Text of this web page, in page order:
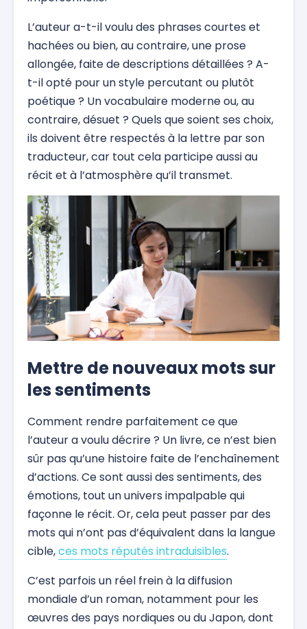
L’auteur a-t-il voulu des phrases courtes et
hachées ou bien, au contraire, une prose
allongée, faite de descriptions détaillées ? A-
t-il opté pour un style percutant ou plutôt
poétique ? Un vocabulaire moderne ou, au
contraire, désuet ? Quels que soient ses choix,
ils doivent être respectés à la lettre par son
traducteur, car tout cela participe aussi au
récit et à l’atmosphère qu’il transmet.
Mettre de nouveaux mots sur
les sentiments
Comment rendre parfaitement ce que
l’auteur a voulu décrire ? Un livre, ce n’est bien
sûr pas qu’une histoire faite de l’enchaînement
d’actions. Ce sont aussi des sentiments, des
émotions, tout un univers impalpable qui
façonne le récit. Or, cela peut passer par des
mots qui n’ont pas d’équivalent dans la langue
cible,ces mots réputés intraduisibles.
C’est parfois un réel frein à la diffusion
mondiale d’un roman, notamment pour les
œuvres des pays nordiques ou du Japon, dont